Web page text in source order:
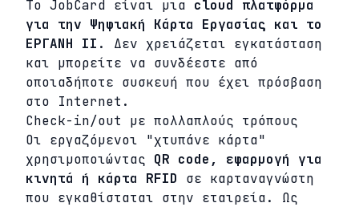
Το JobCard είναι μια cloud πλατφόρμα
για την Ψηφιακή Κάρτα Εργασίας και το
ΕΡΓΑΝΗ ΙΙ . Δεν χρειάζεται εγκατάσταση
και μπορείτε να συνδέεστε από
οποιαδήποτε συσκευή που έχει πρόσβαση
στο Internet.
Check-in/out με πολλαπλούς τρόπους
Οι εργαζόμενοι "χτυπάνε κάρτα"
χρησιμοποιώντας QR code, εφαρμογή για
κινητά ή κάρτα RFID σε καρταναγνώστη
που εγκαθίσταται στην εταιρεία. Ως